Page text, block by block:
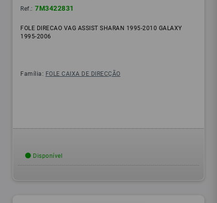
Ref.: 7M3422831
FOLE DIRECAO VAG ASSIST SHARAN 1995-2010 GALAXY
1995-2006
Família: FOLE CAIXA DE DIRECÇÃO
Disponível